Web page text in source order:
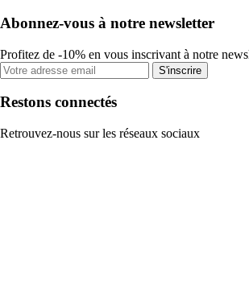
Abonnez-vous à notre newsletter
Profitez de -10% en vous inscrivant à notre
S'inscrire
Restons connectés
Retrouvez-nous sur les réseaux sociaux